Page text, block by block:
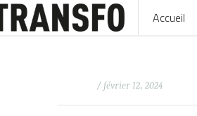
Accueil
/ février 12, 2024